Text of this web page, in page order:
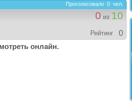
Проголосовало 0 чел.
0 из 10
Рейтинг
0
онлайн.